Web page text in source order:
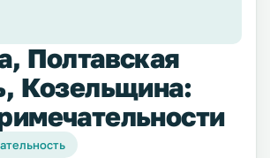
Полтавская
Козельщина: